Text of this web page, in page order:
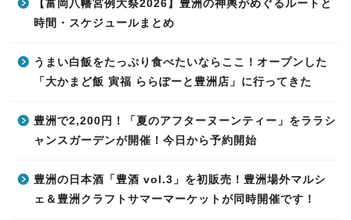
【富岡八幡宮例大祭2026】豊洲の神輿がめぐるルートと
時間・スケジュールまとめ
うまい白飯をたっぷり食べたいならここ！オープンした
「大かまど飯 寅福 ららぽーと豊洲店」に行ってきた
豊洲で2,200円！「夏のアフターヌーンティー」をララシ
ャンスガーデンが開催！今日から予約開始
豊洲の日本酒「豊酒 vol.3」を初販売！豊洲場外マルシ
ェ＆豊洲クラフトサマーマーケットが同時開催です！